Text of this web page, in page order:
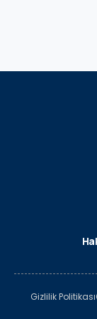
Gizlilik Politikası